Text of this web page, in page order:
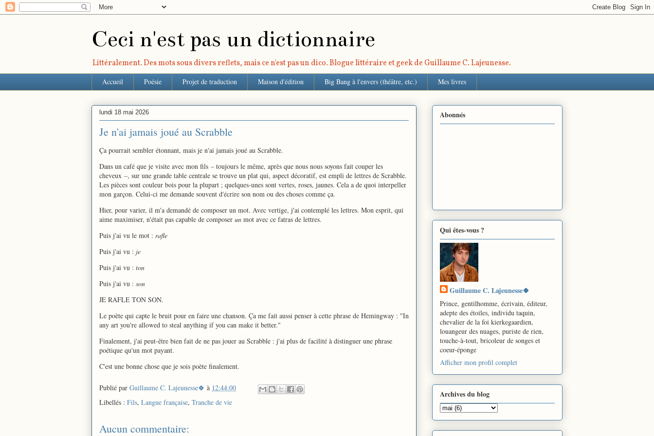
Ceci n'est pas un dictionnaire
Littéralement. Des mots sous divers reflets, mais ce n'est pas un dico. Blogue littéraire et geek de Guillaume C. Lajeunesse.
Accueil Poésie Projet de traduction Maison d'édition Big Bang à l'envers (théâtre, etc.) Mes livres
lundi 18 mai 2026
Je n'ai jamais joué au Scrabble
Ça pourrait sembler étonnant, mais je n'ai jamais joué au Scrabble.
Dans un café que je visite avec mon fils – toujours le même, après que nous nous soyons fait couper les
cheveux –, sur une grande table centrale se trouve un plat qui, aspect décoratif, est empli de lettres de Scrabble.
Les pièces sont couleur bois pour la plupart ; quelques-unes sont vertes, roses, jaunes. Cela a de quoi interpeller
mon garçon. Celui-ci me demande souvent d'écrire son nom ou des choses comme ça.
Hier, pour varier, il m'a demandé de composer un mot. Avec vertige, j'ai contemplé les lettres. Mon esprit, qui
aime maximiser, n'était pas capable de composer un mot avec ce fatras de lettres.
Puis j'ai vu le mot : rafle
Puis j'ai vu : je
Puis j'ai vu : ton
Puis j'ai vu : son
JE RAFLE TON SON.
Le poète qui capte le bruit pour en faire une chanson. Ça me fait aussi penser à cette phrase de Hemingway : "In
any art you're allowed to steal anything if you can make it better."
Finalement, j'ai peut-être bien fait de ne pas jouer au Scrabble : j'ai plus de facilité à distinguer une phrase
poétique qu'un mot payant.
C'est une bonne chose que je sois poète finalement.
Publié par Guillaume C. Lajeunesse🍀 à 12:44:00
Libellés : Fils, Langue française, Tranche de vie
Aucun commentaire:
Abonnés
Qui êtes-vous ?
Guillaume C. Lajeunesse🍀
Prince, gentilhomme, écrivain, éditeur,
adepte des étoiles, individu taquin,
chevalier de la foi kierkegaardien,
louangeur des nuages, puriste de rien,
touche-à-tout, bricoleur de songes et
coeur-éponge
Afficher mon profil complet
Archives du blog